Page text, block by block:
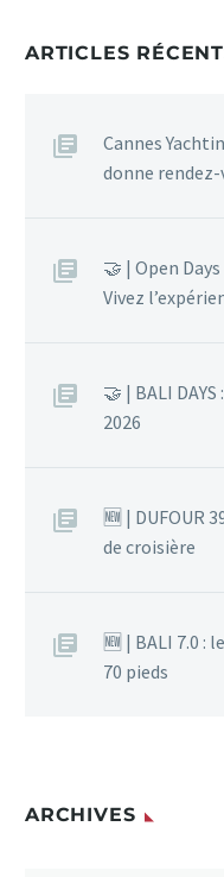
ARTICLES
Cannes
donne
🤝 | Open
Vivez
🤝 | BALI
2026
🆕 | DUFOUR
de croisière
🆕 | BALI 7.0 :
70 pieds
ARCHIVES